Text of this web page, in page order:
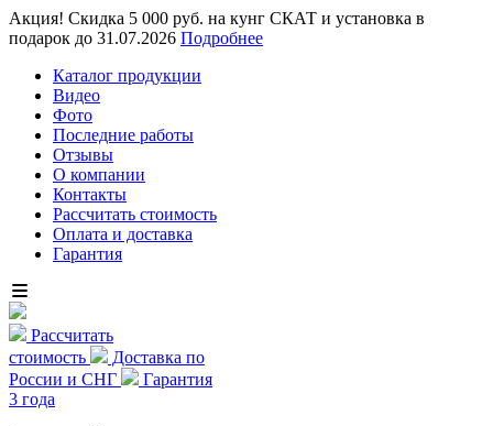
Акция! Скидка 5 000 руб. на кунг СКАТ и установка в
подарок до 31.07.2026 Подробнее
Каталог продукции
Видео
Фото
Последние работы
Отзывы
О компании
Контакты
Рассчитать стоимость
Оплата и доставка
Гарантия
Рассчитать
стоимость
Доставка по
России и СНГ
Гарантия
3 года